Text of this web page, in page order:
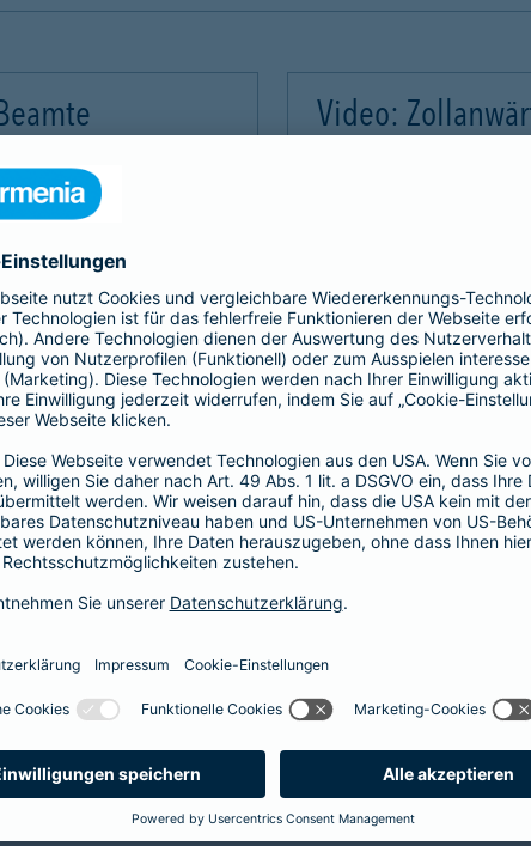
Service zu laden!
Videoinhalte einzubetten.
Bitte lesen Sie die
zu, um dieses Video
Akzeptieren
Platform
Video:
Wir benötigen Ihre
Wir verwenden einen
Dieser Service kann
Details durch und
Mehr
powered by